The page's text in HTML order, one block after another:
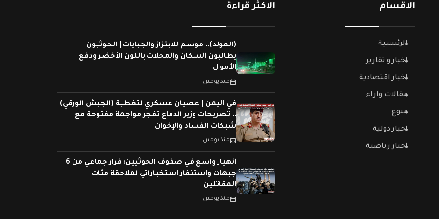
الاقسام
الرئيسية
اخبار و تقارير
اخبار اقتصادية
مقالات واراء
منوع
اخبار دولية
اخبار رياضية
الاكثر قراءة
(المولد).. موسم للابتزاز والجبايات | الحوثيون
يطالبون السكان والمحلات باللون الأخضر ودفع
الأموال
منذ يومين
في اليمن | عصيان عسكري لتغطية (الجيش الورقي)
.. تصريحات وزير الدفاع تفجر مواجهة مفتوحة مع
شبكات الفساد والإخوان
منذ يومين
انهيار واسع في صفوف الحوثيين: فرار جماعي من 6
جبهات واستنفار استخباراتي لملاحقة مئات
المقاتلين
منذ يومين